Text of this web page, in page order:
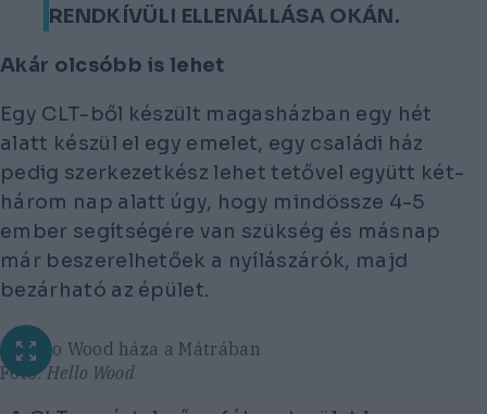
RENDKÍVÜLI ELLENÁLLÁSA OKÁN.
Akár olcsóbb is lehet
Egy CLT-ből készült magasházban egy hét
alatt készül el egy emelet, egy családi ház
pedig szerkezetkész lehet tetővel együtt két-
három nap alatt úgy, hogy mindössze 4-5
ember segítségére van szükség és másnap
már beszerelhetőek a nyílászárók, majd
bezárható az épület.
A Hello Wood háza a Mátrában
Fotó:Hello Wood